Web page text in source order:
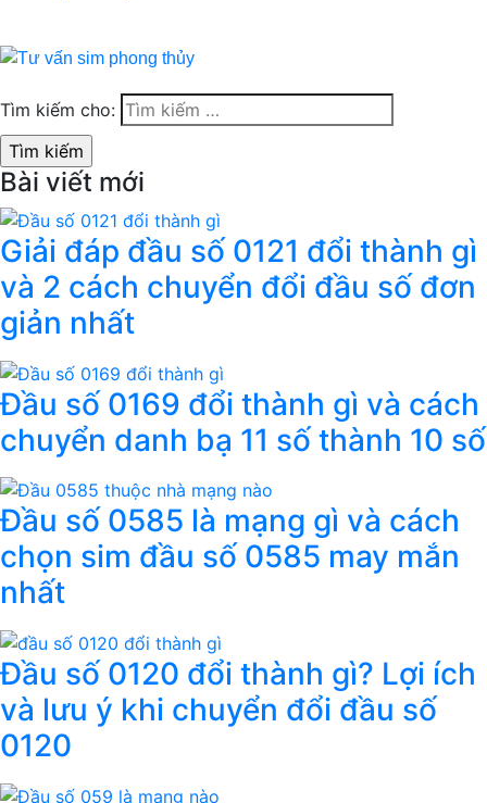
Tìm kiếm cho:
Bài viết mới
Giải đáp đầu số 0121 đổi thành gì
và 2 cách chuyển đổi đầu số đơn
giản nhất
Đầu số 0169 đổi thành gì và cách
chuyển danh bạ 11 số thành 10 số
Đầu số 0585 là mạng gì và cách
chọn sim đầu số 0585 may mắn
nhất
Đầu số 0120 đổi thành gì? Lợi ích
và lưu ý khi chuyển đổi đầu số
0120